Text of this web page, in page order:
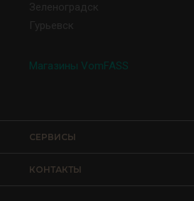
Зеленоградск
Гурьевск
Магазины VomFASS
КОНТАКТЫ
СЕРВИСЫ